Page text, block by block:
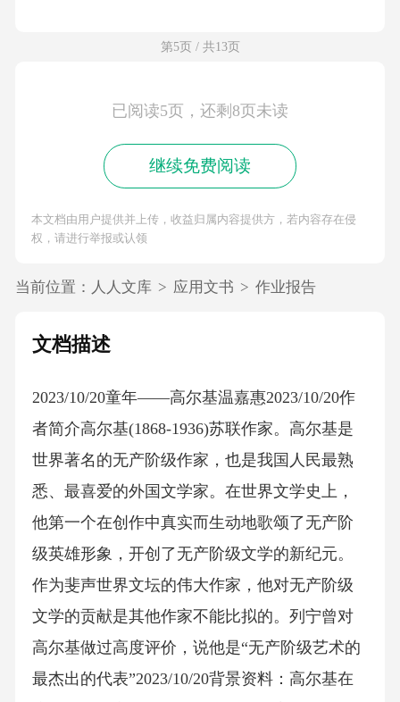
第5页 / 共13页
已阅读5页，还剩8页未读
继续免费阅读
本文档由用户提供并上传，收益归属内容提供方，若内容存在侵
权，请进行举报或认领
当前位置： 人人文库 > 应用文书 > 作业报告
文档描述
2023/10/20童年——高尔基温嘉惠2023/10/20作
者简介高尔基(1868-1936)苏联作家。高尔基是
世界著名的无产阶级作家，也是我国人民最熟
悉、最喜爱的外国文学家。在世界文学史上，
他第一个在创作中真实而生动地歌颂了无产阶
级英雄形象，开创了无产阶级文学的新纪元。
作为斐声世界文坛的伟大作家，他对无产阶级
文学的贡献是其他作家不能比拟的。列宁曾对
高尔基做过高度评价，说他是“无产阶级艺术的
最杰出的代表”2023/10/20背景资料：高尔基在